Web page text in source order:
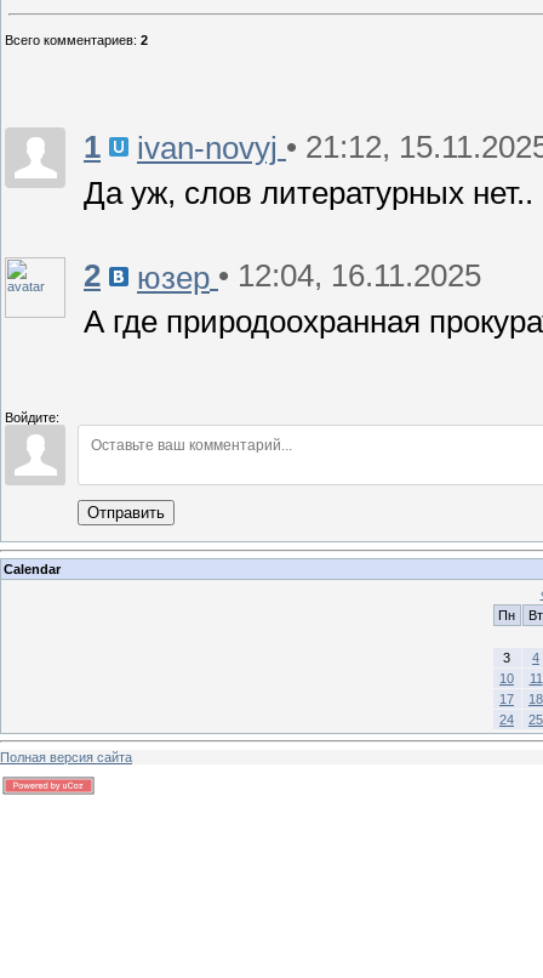
Всего комментариев: 2
1 ivan-novyj • 21:12,
Да уж, слов литературных нет..
2 юзер • 12:04, 16.11.2025
А где природоохранная
Войдите:
Отправить
Calendar
Пн
Вт
3
4
10
11
17
18
24
25
Полная версия сайта